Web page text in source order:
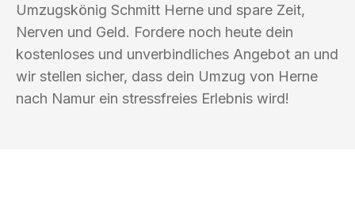
Umzugskönig Schmitt Herne und spare Zeit,
Nerven und Geld. Fordere noch heute dein
kostenloses und unverbindliches Angebot an und
wir stellen sicher, dass dein Umzug von Herne
nach Namur ein stressfreies Erlebnis wird!